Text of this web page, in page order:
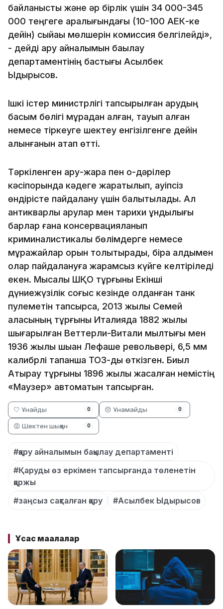
байланысты және әр бірлік үшін 34 000-345
000 теңгеге аралығындағы (10-100 АЕК-ке
дейін) сыйақы мөлшерін комиссия белгілейді»,
- дейді қару айналымын бақылау
департаментінің бастығы Асылбек
Ыдырысов.
Ішкі істер министрлігі тапсырылған қарудың
басым бөлігі мұрадан қалған, тауып алған
немесе тіркеуге шектеу енгізілгенге дейін
алынғанын атап өтті.
Тәркіленген қару-жарақ пен оқ-дәрілер
кәсіпорында кәдеге жаратылып, қауіпсіз
өндірісте пайдалану үшін балқытылады. Ал
антикварлық қарулар мен тарихи құндылығы
барлар ғана консервацияланып
криминалистикалық бөлімдерге немесе
мұражайлар қорын толықтырады, бірақ алдымен
олар пайдалануға жарамсыз күйге келтіріледі
екен. Мысалы ШҚО тұрғыны Екінші
дүниежүзілік соғыс кезінде қолданған танк
пулеметін тапсырса, 2013 жылы Семей
қаласының тұрғыны Италияда 1882 жылы
шығарылған Веттерли-Витали мылтығы мен
1936 жылы шыққан Лефаше револьвері, 6,5 мм
калибрлі тапанша ТОЗ-ды өткізген. Биыл
Атырау тұрғыны 1896 жылы жасалған немістің
«Маузер» автоматын тапсырған.
🤍 Ұнайды 0 😞 Ұнамайды 0
😡 Шектен шыққан 0
#қару айналымын бақылау департаменті
#Қаруды өз еркімен тапсырғанда төленетін
қаржы
#заңсыз сақталған қару
#Асылбек Ыдырысов
Ұқсас мақалалар